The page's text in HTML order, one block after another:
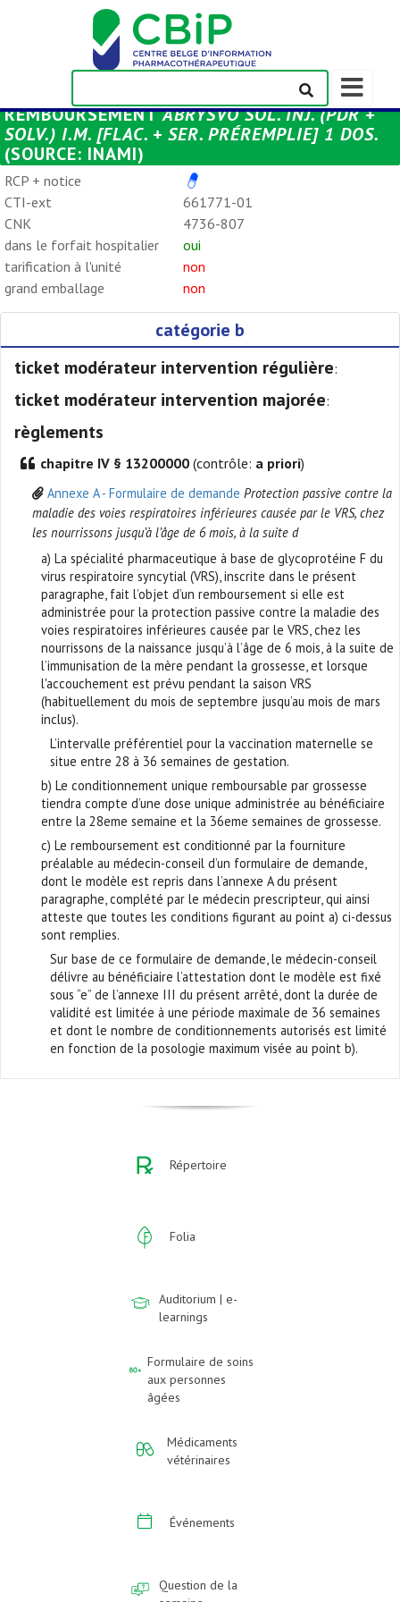
Afficher/
la
barre
de
REMBOURSEMENTABRYSVO SOL. INJ. (PDR +
SOLV.) I.M. [FLAC. + SER. PRÉREMPLIE] 1 DOS.
(SOURCE: INAMI)
RCP + notice
CTI-ext
661771-01
CNK
4736-807
dans le forfait hospitalier
oui
tarification à l'unité
non
grand emballage
non
catégorie b
ticket modérateur intervention régulière:
ticket modérateur intervention majorée:
règlements
chapitre IV § 13200000 (contrôle: a priori)
Annexe A - Formulaire de demande Protection passive contre la
maladie des voies respiratoires inférieures causée par le VRS, chez
les nourrissons jusqu’à l’âge de 6 mois, à la suite d
a) La spécialité pharmaceutique à base de glycoprotéine F du
virus respiratoire syncytial (VRS), inscrite dans le présent
paragraphe, fait l’objet d’un remboursement si elle est
administrée pour la protection passive contre la maladie des
voies respiratoires inférieures causée par le VRS, chez les
nourrissons de la naissance jusqu’à l’âge de 6 mois, à la suite de
l’immunisation de la mère pendant la grossesse, et lorsque
l'accouchement est prévu pendant la saison VRS
(habituellement du mois de septembre jusqu’au mois de mars
inclus).
L’intervalle préférentiel pour la vaccination maternelle se
situe entre 28 à 36 semaines de gestation.
b) Le conditionnement unique remboursable par grossesse
tiendra compte d’une dose unique administrée au bénéficiaire
entre la 28eme semaine et la 36eme semaines de grossesse.
c) Le remboursement est conditionné par la fourniture
préalable au médecin-conseil d’un formulaire de demande,
dont le modèle est repris dans l’annexe A du présent
paragraphe, complété par le médecin prescripteur, qui ainsi
atteste que toutes les conditions figurant au point a) ci-dessus
sont remplies.
Sur base de ce formulaire de demande, le médecin-conseil
délivre au bénéficiaire l’attestation dont le modèle est fixé
sous “e” de l’annexe III du présent arrêté, dont la durée de
validité est limitée à une période maximale de 36 semaines
et dont le nombre de conditionnements autorisés est limité
en fonction de la posologie maximum visée au point b).
Répertoire
Folia
Auditorium | e-
learnings
Formulaire de soins
aux personnes
âgées
Médicaments
vétérinaires
Événements
Question de la